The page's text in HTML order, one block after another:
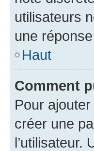
utilisateurs
une
Haut
Comment
Pour
créer une